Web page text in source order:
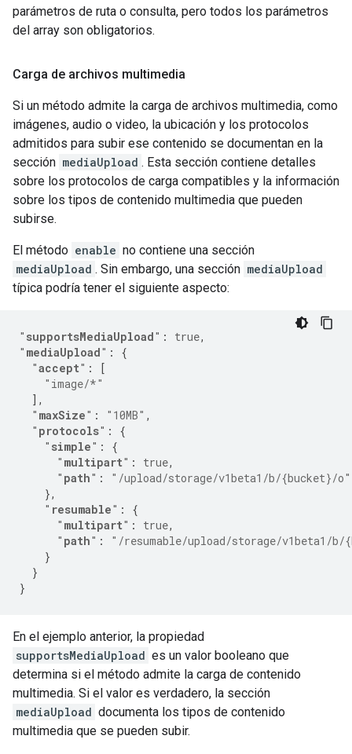
parámetros de ruta o consulta, pero todos los parámetros
del array son obligatorios.
Carga de archivos multimedia
Si un método admite la carga de archivos multimedia, como
imágenes, audio o video, la ubicación y los protocolos
admitidos para subir ese contenido se documentan en la
sección mediaUpload . Esta sección contiene detalles
sobre los protocolos de carga compatibles y la información
sobre los tipos de contenido multimedia que pueden
subirse.
El método enable no contiene una sección
mediaUpload . Sin embargo, una sección mediaUpload
típica podría tener el siguiente aspecto:
" supportsMediaUpload" : true,
" mediaUpload" :
{
"accept" :
[
"image/*"
],
" maxSize" : "10MB" ,
" protocols" :
{
" simple" :
{
" multipart" : true,
" path" :
"/upload/storage/v1beta1/b/{bucket}/o"
},
" resumable" :
{
" multipart" : true,
" path" :
"/resumable/upload/storage/v1beta1/
}
}
}
En el ejemplo anterior, la propiedad
supportsMediaUpload es un valor booleano que
determina si el método admite la carga de contenido
multimedia. Si el valor es verdadero, la sección
mediaUpload documenta los tipos de contenido
multimedia que se pueden subir.